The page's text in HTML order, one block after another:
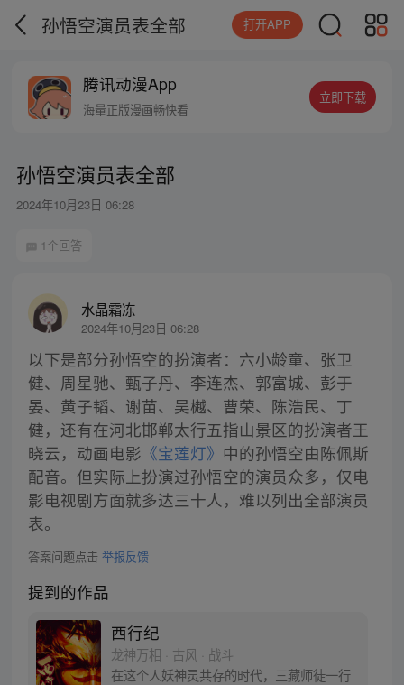
孙悟空演员表全部 打开APP
腾讯动漫App
海量正版漫画畅快看
立即下载
孙悟空演员表全部
2024年10月23日 06:28
1个回答
水晶霜冻
2024年10月23日 06:28
以下是部分孙悟空的扮演者：六小龄童、张卫
健、周星驰、甄子丹、李连杰、郭富城、彭于
晏、黄子韬、谢苗、吴樾、曹荣、陈浩民、丁
健，还有在河北邯郸太行五指山景区的扮演者王
晓云，动画电影 《宝莲灯》 中的孙悟空由陈佩斯
配音。但实际上扮演过孙悟空的演员众多，仅电
影电视剧方面就多达三十人，难以列出全部演员
表。
答案问题点击 举报反馈
提到的作品
西行纪
龙神万相 · 古风 · 战斗
在这个人妖神灵共存的时代，三藏师徒一行